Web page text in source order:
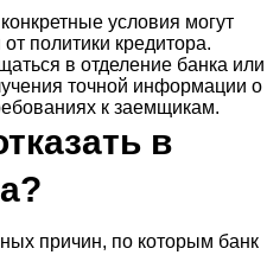
условия могут
политики кредитора.
в отделение банка или
точной информации о
к заемщикам.
в
причин, по которым банк